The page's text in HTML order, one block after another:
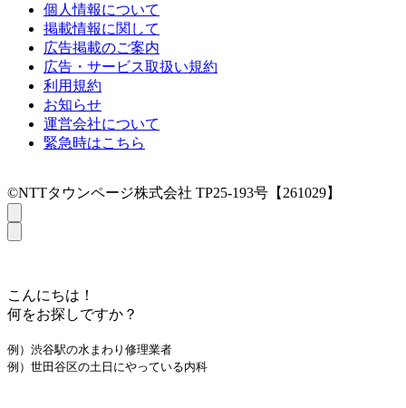
個人情報について
掲載情報に関して
広告掲載のご案内
広告・サービス取扱い規約
利用規約
お知らせ
運営会社について
緊急時はこちら
©NTTタウンページ株式会社 TP25-193号【261029】
こんにちは！
何をお探しですか？
例）渋谷駅の水まわり修理業者
例）世田谷区の土日にやっている内科